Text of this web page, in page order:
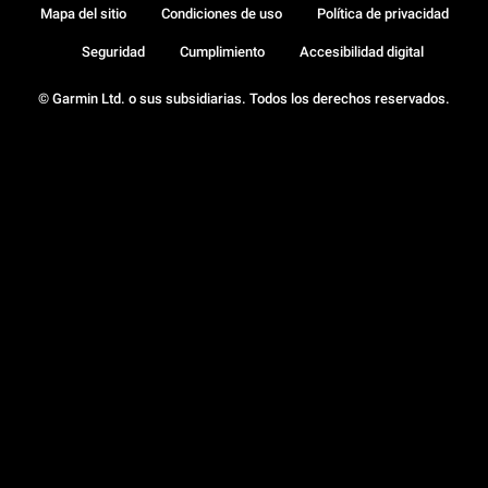
© Garmin Ltd. o sus subsidiarias. Todos los derechos reservados.
Mapa del sitio Condiciones de uso Política de privacidad
Seguridad Cumplimiento Accesibilidad digital